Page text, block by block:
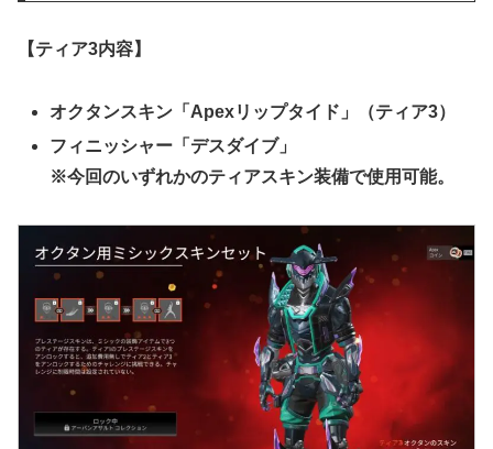
【ティア3内容】
オクタンスキン「Apexリップタイド」（ティア3）
フィニッシャー「デスダイブ」
※今回のいずれかのティアスキン装備で使用可能。